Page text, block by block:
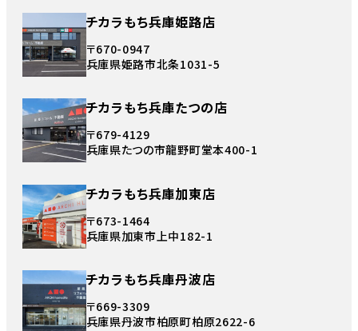
チカラもち兵庫姫路店
〒670-0947
兵庫県姫路市北条1031-5
チカラもち兵庫たつの店
〒679-4129
兵庫県たつの市龍野町堂本400-1
チカラもち兵庫加東店
〒673-1464
兵庫県加東市上中182-1
チカラもち兵庫丹波店
〒669-3309
兵庫県丹波市柏原町柏原2622-6